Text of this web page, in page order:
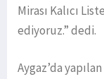
Mirası Kalıcı
ediyoruz.” dedi.
Aygaz’da